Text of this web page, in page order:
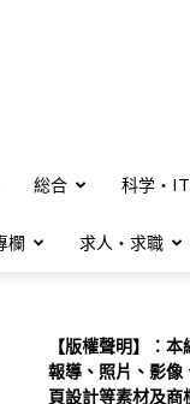
総合 科学・IT
欄 求人・求職
【版權聲明】：
報導、照片、影像
頁設計等素材及